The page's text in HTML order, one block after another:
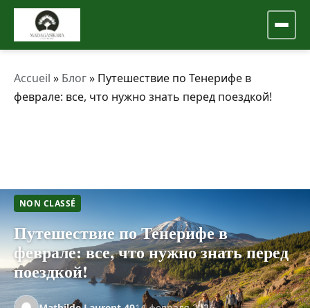
Accueil » Блог» Путешествие по Тенерифе в
феврале: все, что нужно знать перед поездкой!
NON CLASSÉ
Путешествие по Тенерифе в
феврале: все, что нужно знать перед
поездкой!